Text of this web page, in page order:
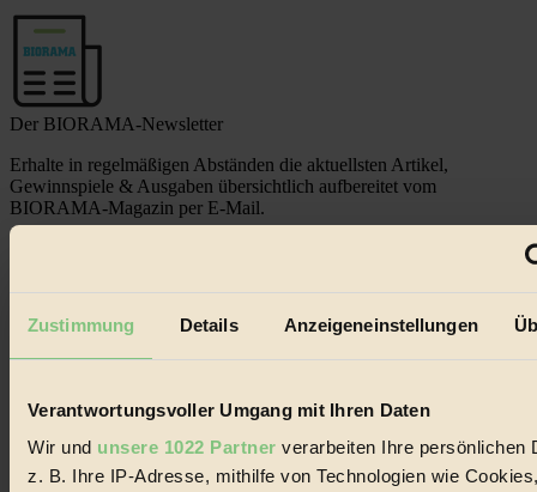
Zustimmung Details Anzeigeneinstellungen
Verantwortungsvoller Umgang mit Ihren Daten
Wir und unsere 1022 Partner verarbeiten Ihre persönlichen
z. B. Ihre IP-Adresse, mithilfe von Technologien wie
Der BIORAMA-Newsletter
Erhalte in regelmäßigen Abständen die aktuellsten Artikel,
Gewinnspiele & Ausgaben übersichtlich aufbereitet vom
BIORAMA-Magazin per E-Mail.
© 2026 Biorama GmbH